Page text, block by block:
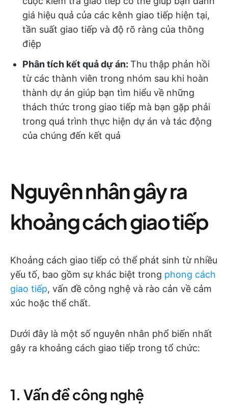
giá hiệu quả của các kênh giao tiếp hiện tại,
tần suất giao tiếp và độ rõ ràng của thông
điệp
Phân tích kết quả dự án: Thu thập phản hồi
từ các thành viên trong nhóm sau khi hoàn
thành dự án giúp bạn tìm hiểu về những
thách thức trong giao tiếp mà bạn gặp phải
trong quá trình thực hiện dự án và tác động
của chúng đến kết quả
Nguyên nhân gây ra
khoảng cách giao tiếp
Khoảng cách giao tiếp có thể phát sinh từ nhiều
yếu tố, bao gồm sự khác biệt trong phong cách
giao tiếp, vấn đề công nghệ và rào cản về cảm
xúc hoặc thể chất.
Dưới đây là một số nguyên nhân phổ biến nhất
gây ra khoảng cách giao tiếp trong tổ chức:
1. Vấn đề công nghệ